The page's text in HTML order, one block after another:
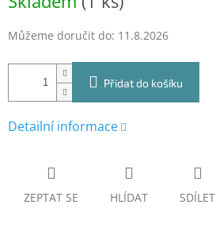
cena:
Můžeme doručit do: 11.8.2026
Přidat do košíku
Detailní informace
ZEPTAT SE HLÍDAT SDÍLET